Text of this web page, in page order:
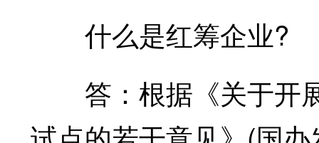
什么是红筹企业?
答：根据《关于开